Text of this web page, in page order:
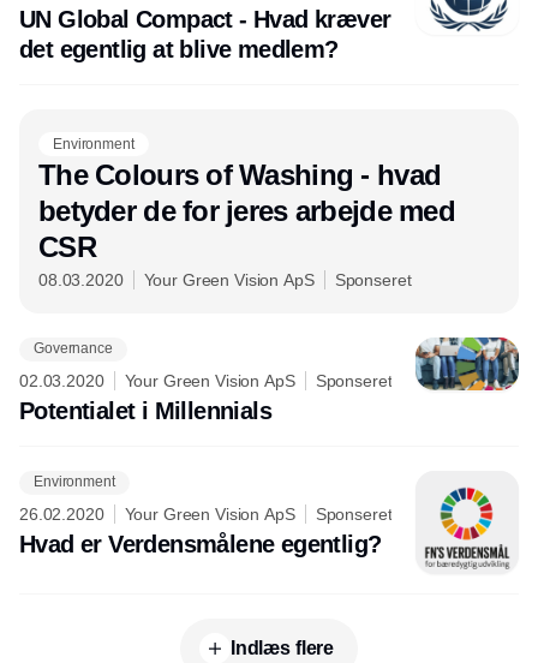
UN Global Compact - Hvad kræver
det egentlig at blive medlem?
Environment
The Colours of Washing - hvad
betyder de for jeres arbejde med
CSR
08.03.2020 Your Green Vision ApS Sponseret
Governance
02.03.2020 Your Green Vision ApS Sponseret
Potentialet i Millennials
Environment
26.02.2020 Your Green Vision ApS Sponseret
Hvad er Verdensmålene egentlig?
Indlæs flere